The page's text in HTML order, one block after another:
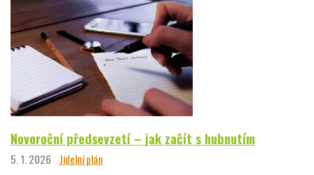
Novoroční předsevzetí – jak začít s hubnutím
5. 1. 2026 Jídelní plán